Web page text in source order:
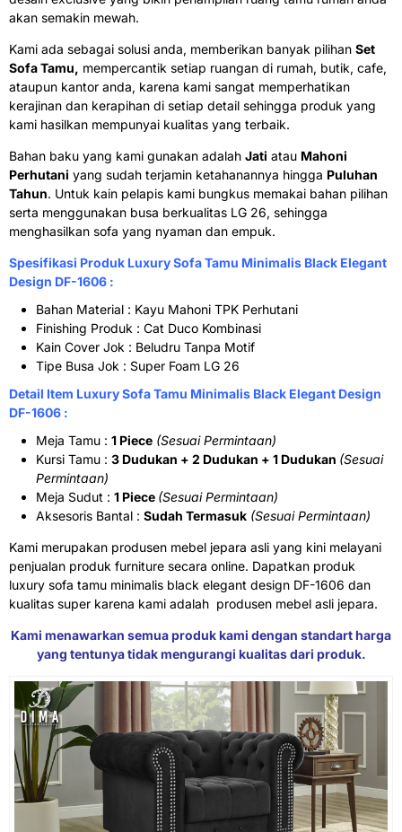
akan semakin mewah.
Kami ada sebagai solusi anda, memberikan banyak pilihan Set
Sofa Tamu, mempercantik setiap ruangan di rumah, butik, cafe,
ataupun kantor anda, karena kami sangat memperhatikan
kerajinan dan kerapihan di setiap detail sehingga produk yang
kami hasilkan mempunyai kualitas yang terbaik.
Bahan baku yang kami gunakan adalah Jati atau Mahoni
Perhutani yang sudah terjamin ketahanannya hingga Puluhan
Tahun. Untuk kain pelapis kami bungkus memakai bahan pilihan
serta menggunakan busa berkualitas LG 26, sehingga
menghasilkan sofa yang nyaman dan empuk.
Spesifikasi Produk LuxurySofa Tamu Minimalis Black Elegant
Design DF-1606 :
Bahan Material : Kayu Mahoni TPK Perhutani
Finishing Produk : Cat Duco Kombinasi
Kain Cover Jok : Beludru Tanpa Motif
Tipe Busa Jok : Super Foam LG 26
Detail Item Luxury Sofa Tamu Minimalis Black Elegant Design
DF-1606 :
Meja Tamu : 1 Piece (Sesuai Permintaan)
Kursi Tamu : 3 Dudukan + 2 Dudukan + 1 Dudukan (Sesuai
Permintaan)
Meja Sudut : 1 Piece (Sesuai Permintaan)
Aksesoris Bantal : Sudah Termasuk (Sesuai Permintaan)
Kami merupakan produsen mebel jepara asli yang kini melayani
penjualan produk furniture secara online. Dapatkan produk
luxury sofa tamu minimalis black elegant design DF-1606 dan
kualitas super karena kami adalah produsen mebel asli jepara.
Kami menawarkan semua produk kami dengan standart harga
yang tentunya tidak mengurangi kualitas dari produk.